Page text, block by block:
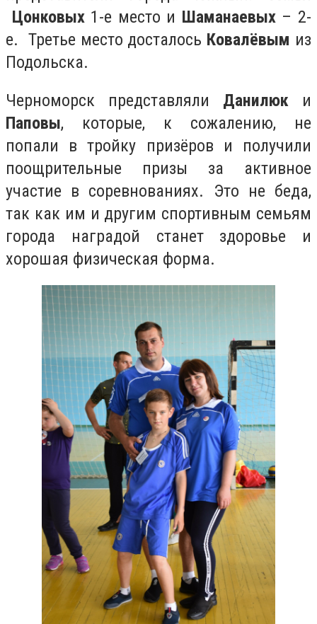
Цонковых1-е место и Шаманаевых– 2-
е. Третье место досталось Ковалёвым из
Подольска.
Черноморск представляли Данилюк и
Паповы, которые, к сожалению, не
попали в тройку призёров и получили
поощрительные призы за активное
участие в соревнованиях. Это не беда,
так как им и другим спортивным семьям
города наградой станет здоровье и
хорошая физическая форма.